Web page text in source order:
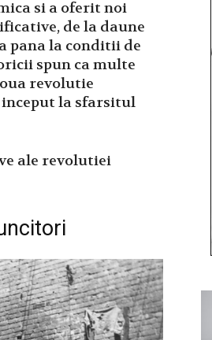
si a oferit noi
de la daune
pana la conditii de
spun ca multe
revolutie
la sfarsitul
ale revolutiei